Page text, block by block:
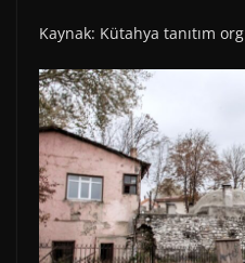
Kaynak: Kütahya tanıtım org